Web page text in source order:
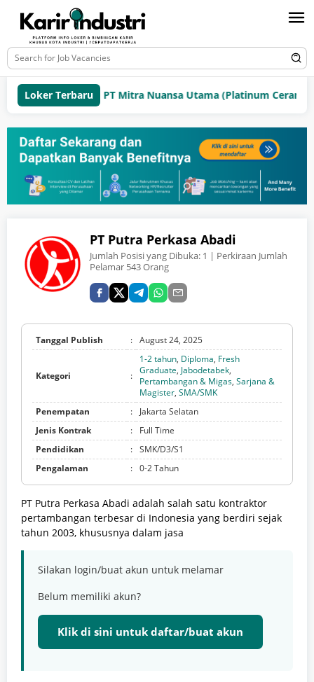
Loker TerbaruPT Mitra Nuansa Utama (Platinum Ceramics
PT Putra Perkasa Abadi
Jumlah Posisi yang Dibuka: 1 | Perkiraan Jumlah
Pelamar 543 Orang
Tanggal Publish : August 24, 2025
Kategori :
1-2 tahun, Diploma, Fresh
Graduate, Jabodetabek,
Pertambangan & Migas, Sarjana &
Magister, SMA/SMK
Penempatan
: Jakarta Selatan
Jenis Kontrak
:
Full Time
Pendidikan
: SMK/D3/S1
Pengalaman
: 0-2 Tahun
PT Putra Perkasa Abadi adalah salah satu kontraktor
pertambangan terbesar di Indonesia yang berdiri sejak
tahun 2003, khususnya dalam jasa
Silakan login/buat akun untuk melamar
Belum memiliki akun?
Klik di sini untuk daftar/buat akun